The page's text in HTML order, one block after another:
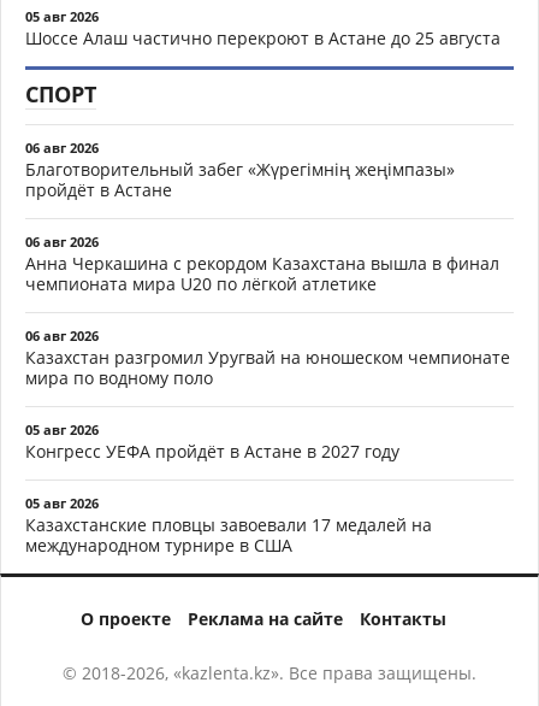
05 авг 2026
Шоссе Алаш частично перекроют в Астане до 25 августа
СПОРТ
06 авг 2026
Благотворительный забег «Жүрегімнің жеңімпазы»
пройдёт в Астане
06 авг 2026
Анна Черкашина с рекордом Казахстана вышла в финал
чемпионата мира U20 по лёгкой атлетике
06 авг 2026
Казахстан разгромил Уругвай на юношеском чемпионате
мира по водному поло
05 авг 2026
Конгресс УЕФА пройдёт в Астане в 2027 году
05 авг 2026
Казахстанские пловцы завоевали 17 медалей на
международном турнире в США
О проекте Реклама на сайте Контакты
© 2018-2026, «kazlenta.kz». Все права защищены.